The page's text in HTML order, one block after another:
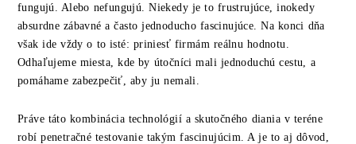
fungujú. Alebo nefungujú. Niekedy je to frustrujúce, inokedy
absurdne zábavné a často jednoducho fascinujúce. Na konci dňa
však ide vždy o to isté: priniesť firmám reálnu hodnotu.
Odhaľujeme miesta, kde by útočníci mali jednoduchú cestu, a
pomáhame zabezpečiť, aby ju nemali.
Práve táto kombinácia technológií a skutočného diania v teréne
robí penetračné testovanie takým fascinujúcim. A je to aj dôvod,